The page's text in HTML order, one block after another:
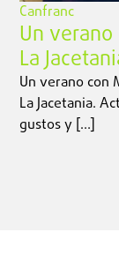
Canfranc
Un
La
Un verano con
La Jacetania.
gustos y […]